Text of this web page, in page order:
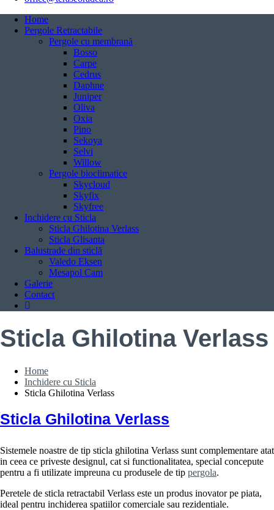
Home
Pergole Retractabile
Pergole cu membrană
Bosso
Carpe
Cedrus
Daphne
Juniper
Oliva
Oxia
Pino
Sekoya
Selvi
Willow
Pergole bioclimatice
Skycloud
Skyfix
Skyfree
Inchidere cu Sticla
Sticla Ghilotina Verlass
Sticla Glisanta
Balustrade din sticlă
Valedo Eksen
Mesapol Cam
Galerie
Contact
Sticla Ghilotina Verlass
Home
Inchidere cu Sticla
Sticla Ghilotina Verlass
Sticla Ghilotina Verlass
Sistemele noastre de tip sticla ghilotina Verlass sunt complementare atat
in ​​ceea ce priveste designul, cat si functionalitatea, special concepute
pentru a fi utilizate impreuna cu produsele de tip pergola.
Peretele de sticla retractabil Verlass este un produs inovator pe piata,
ideal pentru inchiderea spatiilor comerciale sau rezidentiale.